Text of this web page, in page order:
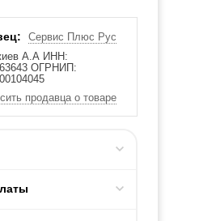
Сервис Плюс Рус
А.А ИНН:
ОГРНИП:
продавца о товаре